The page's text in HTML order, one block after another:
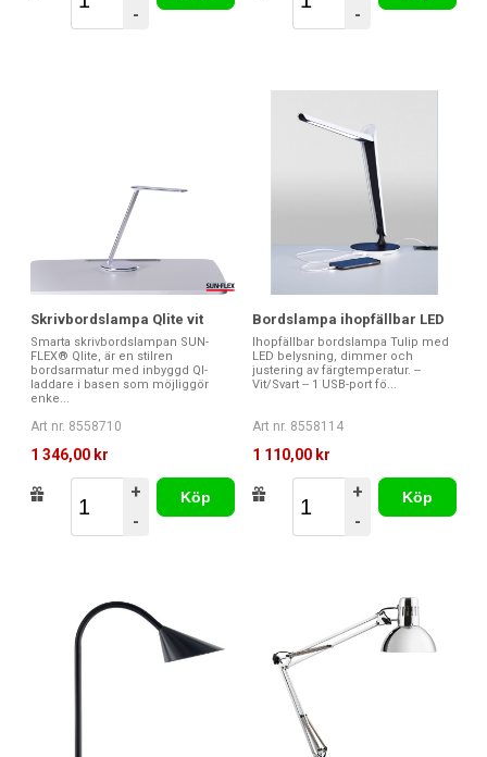
-
-
Skrivbordslampa Qlite vit
Smarta skrivbordslampan SUN-
FLEX® Qlite, är en stilren
bordsarmatur med inbyggd QI-
laddare i basen som möjliggör
enke...
Art nr. 8558710
1 346,00 kr
+
-
Köp
Bordslampa ihopfällbar LED
Ihopfällbar bordslampa Tulip med
LED belysning, dimmer och
justering av färgtemperatur. --
Vit/Svart -- 1 USB-port fö...
Art nr. 8558114
1 110,00 kr
+
-
Köp